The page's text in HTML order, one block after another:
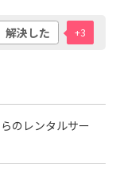
解決した +3
のレンタルサー